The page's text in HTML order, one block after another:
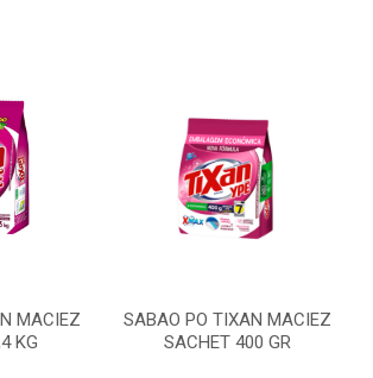
MACIEZ
KG
SABAO PO TIXAN MACIEZ
SACHET 400 GR